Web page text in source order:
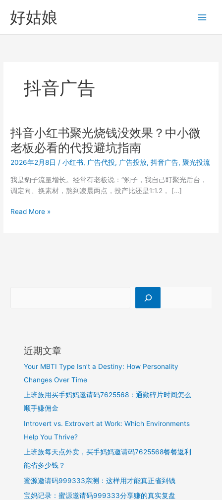
好姑娘
抖音广告
抖音小红书聚光烧钱没效果？中小微
老板必看的代投避坑指南
2026年2月8日 /小红书, 广告代投, 广告投放,抖音广告,聚光投流
我是豹子流量增长。经常有老板说：“豹子，我自己盯聚光后台，
调定向、换素材，熬到凌晨两点，投产比还是1:1.2， […]
抖
Read More »
近期文章
Your MBTI Type Isn’t a Destiny: How Personality
Changes Over Time
上班族用买手妈妈邀请码7625568：通勤碎片时间怎么
顺手赚佣金
Introvert vs. Extrovert at Work: Which Environments
Help You Thrive?
上班族每天点外卖，买手妈妈邀请码7625568餐餐返利
能省多少钱？
蜜源邀请码999333亲测：这样用才能真正省到钱
宝妈记录：蜜源邀请码999333分享赚的真实复盘